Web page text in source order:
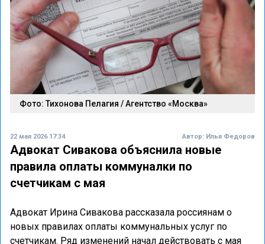
Фото: Тихонова Пелагия / Агентство «Москва»
22 мая 2026 17:34 Автор: Илья Федоров
Адвокат Сивакова объяснила новые
правила оплаты коммуналки по
счетчикам с мая
Адвокат Ирина Сивакова рассказала россиянам о
новых правилах оплаты коммунальных услуг по
счетчикам. Ряд изменений начал действовать с мая